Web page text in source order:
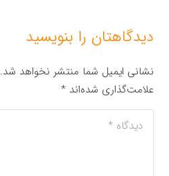
دیدگاهتان را بنویسید
نشانی ایمیل شما منتشر نخواهد شد.
علامت‌گذاری شده‌اند*